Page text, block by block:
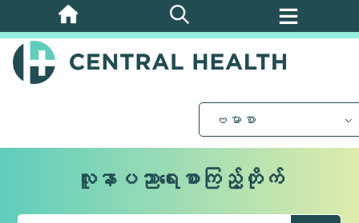
အဓိက
အကြောင်းအရာ
သို့
ဗမာစာ
လူနာပညာရေးစာကြည့်တိုက်